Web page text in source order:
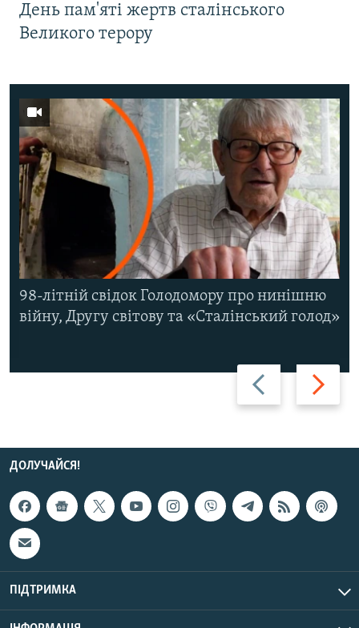
День пам'яті жертв сталінського
Великого терору
Назад Вперед
98-літній свідок Голодомору про нинішню
війну, Другу світову та «Сталінський голод»
ДОЛУЧАЙСЯ!
ПІДТРИМКА